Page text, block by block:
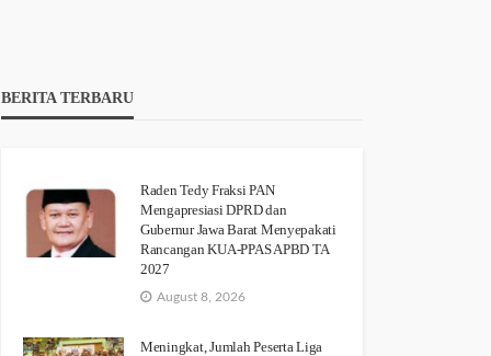
BERITA TERBARU
Raden Tedy Fraksi PAN
Mengapresiasi DPRD dan
Gubernur Jawa Barat Menyepakati
Rancangan KUA-PPAS APBD TA
2027
August 8, 2026
Meningkat, Jumlah Peserta Liga